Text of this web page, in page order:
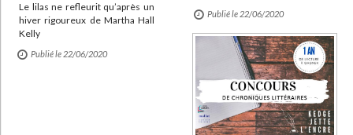
Le lilas ne refleurit qu’après un
hiver rigoureux de Martha Hall
Kelly
Publié le 22/06/2020
Publié le 22/06/2020